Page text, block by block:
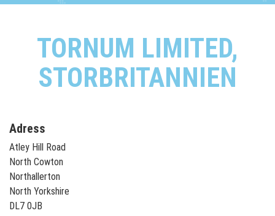
TORNUM LIMITED,
STORBRITANNIEN
Adress
Atley Hill Road
North Cowton
Northallerton
North Yorkshire
DL7 0JB